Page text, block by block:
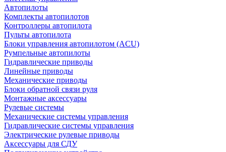
Автопилоты
Комплекты автопилотов
Контроллеры автопилота
Пульты автопилота
Блоки управления автопилотом (ACU)
Румпельные автопилоты
Гидравлические приводы
Линейные приводы
Механические приводы
Блоки обратной связи руля
Монтажные аксессуары
Рулевые системы
Механические системы управления
Гидравлические системы управления
Электрические рулевые приводы
Аксессуары для СДУ